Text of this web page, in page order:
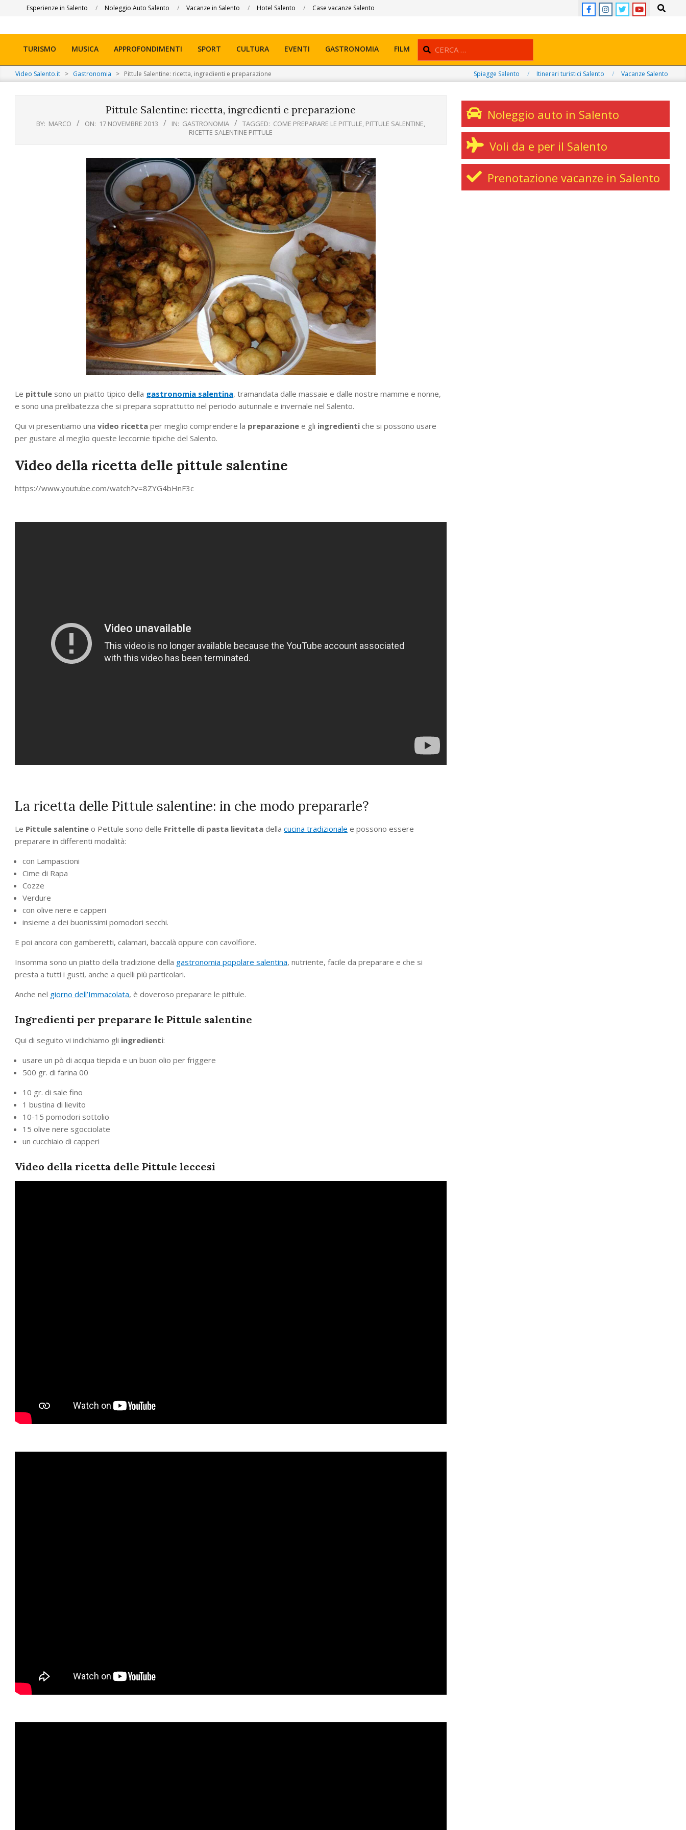
Esperienze in Salento Noleggio Auto Salento Vacanze in Salento Hotel Salento Case vacanze Salento Search
Navigation
Menu
TURISMO MUSICA APPROFONDIMENTI SPORT CULTURA EVENTI GASTRONOMIA FILM Search
Video Salento.it > Gastronomia > Pittule Salentine: ricetta, ingredienti e preparazione Spiagge Salento Itinerari turistici Salento Vacanze Salento
Pittule Salentine: ricetta, ingredienti e preparazione
BY: MARCO ON: 17 NOVEMBRE 2013 IN: GASTRONOMIA TAGGED: COME PREPARARE LE PITTULE, PITTULE SALENTINE,
RICETTE SALENTINE PITTULE
Le pittule sono un piatto tipico della gastronomia salentina, tramandata dalle massaie e dalle nostre mamme e nonne,
e sono una prelibatezza che si prepara soprattutto nel periodo autunnale e invernale nel Salento.
Qui vi presentiamo una video ricetta per meglio comprendere la preparazione e gli ingredienti che si possono usare
per gustare al meglio queste leccornie tipiche del Salento.
Video della ricetta delle pittule salentine
https://www.youtube.com/watch?v=8ZYG4bHnF3c
La ricetta delle Pittule salentine: in che modo prepararle?
Le Pittule salentine o Pettule sono delle Frittelle di pasta lievitata della cucina tradizionale e possono essere
preparare in differenti modalità:
con Lampascioni
Cime di Rapa
Cozze
Verdure
con olive nere e capperi
insieme a dei buonissimi pomodori secchi.
E poi ancora con gamberetti, calamari, baccalà oppure con cavolfiore.
Insomma sono un piatto della tradizione della gastronomia popolare salentina, nutriente, facile da preparare e che si
presta a tutti i gusti, anche a quelli più particolari.
Anche nel giorno dell’Immacolata, è doveroso preparare le pittule.
Ingredienti per preparare le Pittule salentine
Qui di seguito vi indichiamo gli ingredienti:
usare un pò di acqua tiepida e un buon olio per friggere
500 gr. di farina 00
10 gr. di sale fino
1 bustina di lievito
10-15 pomodori sottolio
15 olive nere sgocciolate
un cucchiaio di capperi
Video della ricetta delle Pittule leccesi
Noleggio auto in Salento
Voli da e per il Salento
Prenotazione vacanze in Salento